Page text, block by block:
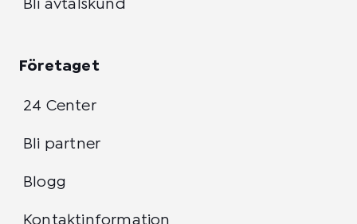
Bli avtalskund
Företaget
24 Center
Bli partner
Blogg
Kontaktinformation